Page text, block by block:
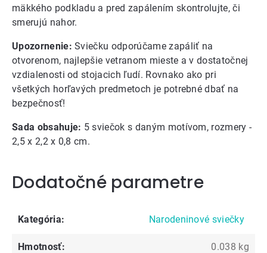
mäkkého podkladu a pred zapálením skontrolujte, či
smerujú nahor.
Upozornenie: Sviečku odporúčame zapáliť na
otvorenom, najlepšie vetranom mieste a v dostatočnej
vzdialenosti od stojacich ľudí. Rovnako ako pri
všetkých horľavých predmetoch je potrebné dbať na
bezpečnosť!
Sada obsahuje: 5 sviečok s daným motívom, rozmery -
2,5 x 2,2 x 0,8 cm.
Dodatočné parametre
Kategória: Narodeninové sviečky
Hmotnosť: 0.038 kg